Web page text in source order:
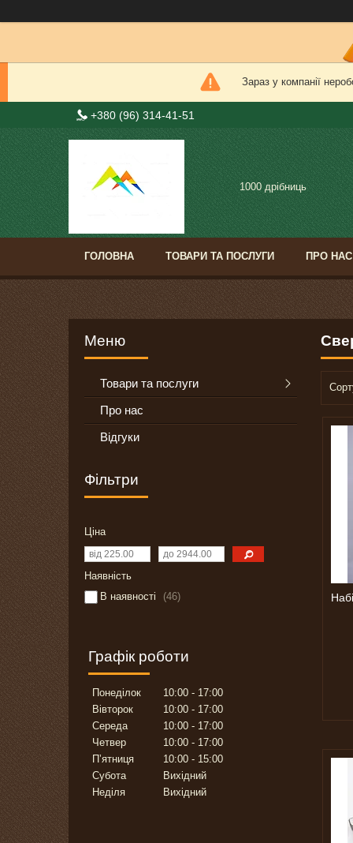
Зараз у компанії
+380 (96) 314-41-51
1000 дрібниць
ГОЛОВНА ТОВАРИ ТА ПОСЛУГИ ПРО НАС
Товари та послуги
Про нас
Відгуки
Фільтри
Ціна
Наявність
В наявності
46
Графік роботи
Понеділок 10:00
17:00
Вівторок
10:00
17:00
Середа
10:00
17:00
Четвер
10:00
17:00
Пʼятниця
10:00
15:00
Субота
Вихідний
Неділя
Вихідний